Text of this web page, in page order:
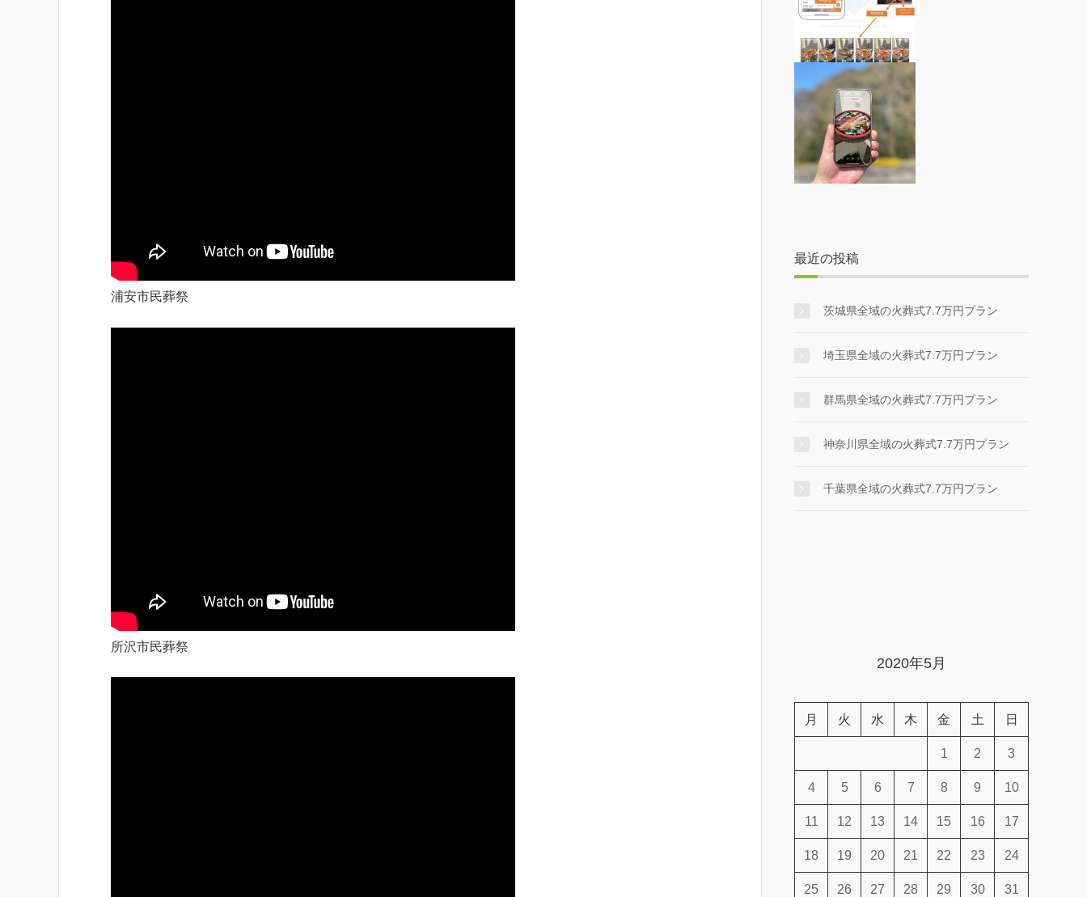
浦安市民葬祭
所沢市民葬祭
最近の投稿
茨城県全域の火葬式7.7万円プラン
埼玉県全域の火葬式7.7万円プラン
群馬県全域の火葬式7.7万円プラン
神奈川県全域の火葬式7.7万円プラン
千葉県全域の火葬式7.7万円プラン
2020年5月
月 火 水 木 金 土 日
1 2 3
4 5 6 7 8 9 10
11 12 13 14 15 16 17
18 19 20 21 22 23 24
25 26 27 28 29 30
31